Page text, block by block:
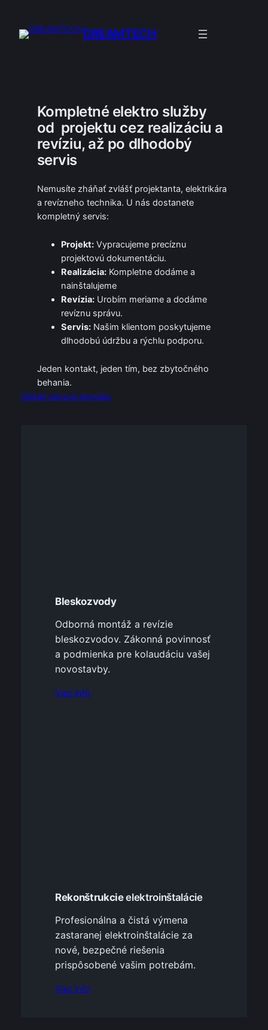
obsah
DREAMTECH
Kompletné elektro služby
od projektu cez realizáciu a
revíziu, až po dlhodobý
servis
Nemusíte zháňať zvlášť projektanta, elektrikára
a revízneho technika. U nás dostanete
kompletný servis:
Projekt:Vypracujeme precíznu
projektovú dokumentáciu.
Realizácia:Kompletne dodáme a
nainštalujeme
Revízia:Urobím meriame a dodáme
revíznu správu.
Servis:Našim klientom poskytujeme
dlhodobú údržbu a rýchlu podporu.
Jeden kontakt, jeden tím, bez zbytočného
behania.
Získať cenovú ponuku
Bleskozvody
Odborná montáž a revízie
bleskozvodov. Zákonná povinnosť
a podmienka pre kolaudáciu vašej
novostavby.
Viac info
Rekonštrukcieelektroinštalácie
Profesionálna a čistá výmena
zastaranej elektroinštalácie za
nové, bezpečné riešenia
prispôsobené vašim potrebám.
Viac info